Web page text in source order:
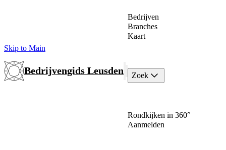
Skip to Main
Bedrijvengids Leusden
Bedrijven
Branches
Kaart
Zoek
Rondkijken in 360°
Aanmelden